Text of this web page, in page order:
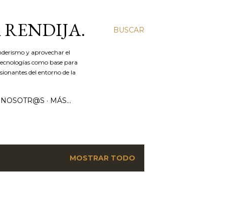
BUSCAR
RENDIJA.
y aprovechar el
como base para
del entorno de la
MÁS…
MOSTRAR TODO